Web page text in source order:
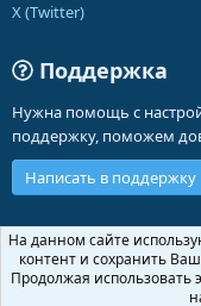
X (Twitter)
Поддержка
Нужна помощь с
поддержку, поможем
Написать в поддержку
Russian (RU)
Обратная связь
Политика
На данном сайте
контент и сохранить
Продолжая использовать